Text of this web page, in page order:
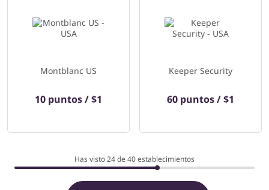
Montblanc US
10 puntos / $1
Keeper Security
60 puntos / $1
Has visto 24 de40establecimientos